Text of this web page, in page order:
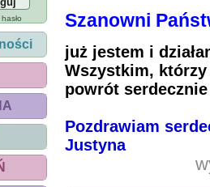
Szanowni
już jestem i
Wszystkim,
powrót
Pozdrawiam
Justyna